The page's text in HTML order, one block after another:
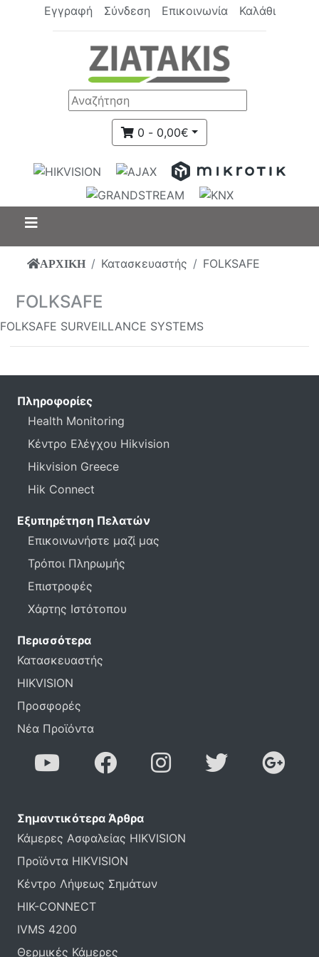
Εγγραφή Σύνδεση Επικοινωνία Καλάθι
0 - 0,00€
ΑΡΧΙΚΗ Κατασκευαστής FOLKSAFE
FOLKSAFE
FOLKSAFE SURVEILLANCE SYSTEMS
Πληροφορίες
Health Monitoring
Κέντρο Ελέγχου Hikvision
Hikvision Greece
Hik Connect
Εξυπηρέτηση Πελατών
Επικοινωνήστε μαζί μας
Τρόποι Πληρωμής
Επιστροφές
Χάρτης Ιστότοπου
Περισσότερα
Κατασκευαστής
HIKVISION
Προσφορές
Νέα Προϊόντα
Σημαντικότερα Άρθρα
Κάμερες Ασφαλείας HIKVISION
Προϊόντα HIKVISION
Κέντρο Λήψεως Σημάτων
HIK-CONNECT
IVMS 4200
Θερμικές Κάμερες